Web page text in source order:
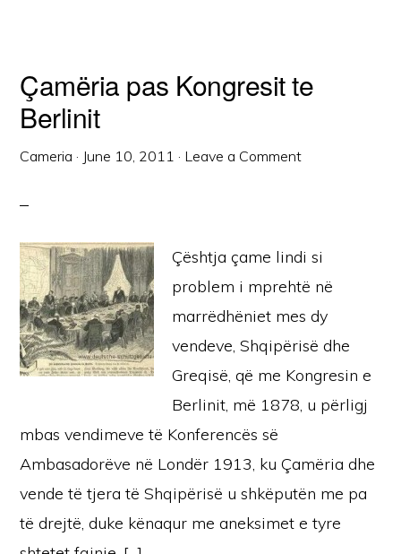
Çamëria pas Kongresit te
Berlinit
Cameria · June 10, 2011 · Leave a Comment
Çështja çame lindi si
problem i mprehtë në
marrëdhëniet mes dy
vendeve, Shqipërisë dhe
Greqisë, që me Kongresin e
Berlinit, më 1878, u përligj
mbas vendimeve të Konferencës së
Ambasadorëve në Londër 1913, ku Çamëria dhe
vende të tjera të Shqipërisë u shkëputën me pa
të drejtë, duke kënaqur me aneksimet e tyre